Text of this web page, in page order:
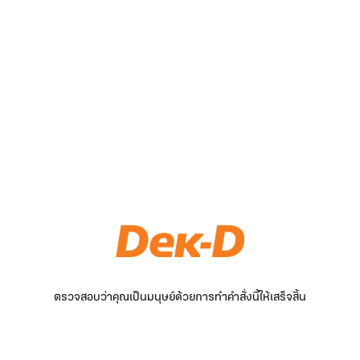
ตรวจสอบว่าคุณเป็นมนุษย์ด้วยการทำคำสั่งนี้ให้เสร็จสิ้น